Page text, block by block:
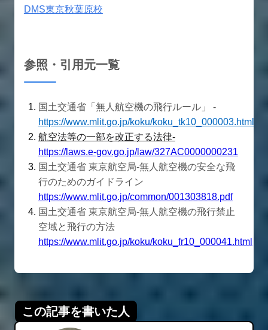
DMS東京秋葉原校
参照・引用元一覧
国土交通省「無人航空機の飛行ルール」 -
https://www.mlit.go.jp/koku/koku_tk10_000003.html
航空法等の一部を改正する法律-
https://laws.e-gov.go.jp/law/327AC0000000231
国土交通省 東京航空局‐無人航空機の安全な飛
行のためのガイドライン
https://www.mlit.go.jp/common/001303818.pdf
国土交通省 東京航空局‐無人航空機の飛行禁止
空域と飛行の方法
https://www.mlit.go.jp/koku/koku_fr10_000041.html
この記事を書いた人